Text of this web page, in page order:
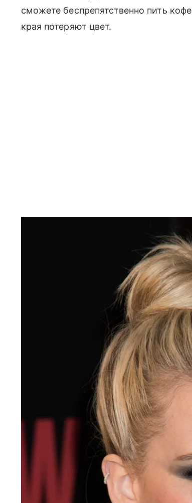
сможете беспрепятственно пить
края потеряют цвет.